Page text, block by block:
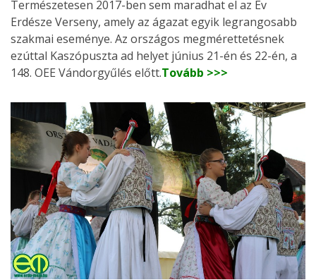
Természetesen 2017-ben sem maradhat el az Év
Erdésze Verseny, amely az ágazat egyik legrangosabb
szakmai eseménye. Az országos megmérettetésnek
ezúttal Kaszópuszta ad helyet június 21-én és 22-én, a
148. OEE Vándorgyűlés előtt.Tovább >>>